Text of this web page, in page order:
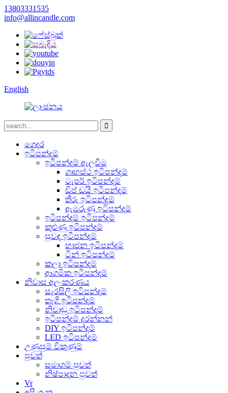
13803331535
info@allincandle.com
English
ගෙදර
ඉටිපන්දම්
ඉටිපන්දම් ඇලවීම
ගෘහස්ථ ඉටිපන්දම්
ටැපර් ඉටිපන්දම්
ඩිප් ඩයි ඉටිපන්දම්
තීරු ඉටිපන්දම්
ඇඹරුණු ඉටිපන්දම්
ඉටිපන්දම් ඉටිපන්දම්
කුළුණු ඉටිපන්දම්
සුවඳ ඉටිපන්දම්
භාජන ඉටිපන්දම්
ටින් ඉටිපන්දම්
කලා ඉටිපන්දම්
ආගමික ඉටිපන්දම්
නිවාස අලංකරණය
සැරසිලි ඉටිපන්දම්
තෑගි ඉටිපන්දම්
නිවාඩු ඉටිපන්දම්
ඉටිපන්දම් දරන්නන්
DIY ඉටිපන්දම්
LED ඉටිපන්දම්
උණුසුම් විකුණුම්
පුවත්
සමාගම් පුවත්
නිෂ්පාදන පුවත්
Vr